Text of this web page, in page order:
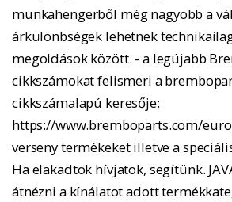
munkahengerből még nagyobb a
árkülönbségek lehetnek
megoldások között. - a legújabb
cikkszámokat felismeri a
cikkszámalapú keresője:
https://www.bremboparts.com/
verseny termékeket illetve a
Ha elakadtok hívjatok, segítünk.
átnézni a kínálatot adott